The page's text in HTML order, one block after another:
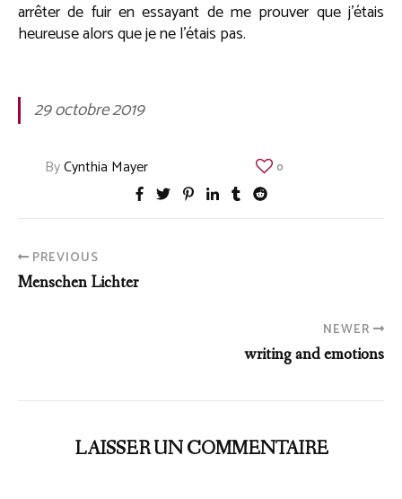
arrêter de fuir en essayant de me prouver que j’étais
heureuse alors que je ne l’étais pas.
29 octobre 2019
ByCynthia Mayer 0
PREVIOUS
Menschen Lichter
NEWER
writing and emotions
LAISSER UN COMMENTAIRE